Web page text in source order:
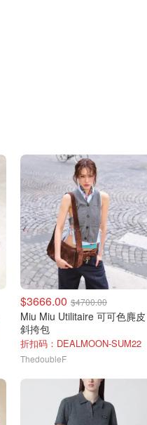
$3666.00 $4700.00
Miu Miu Utilitaire 可可色麂皮
斜挎包
折扣码：DEALMOON-SUM22
ThedoubleF